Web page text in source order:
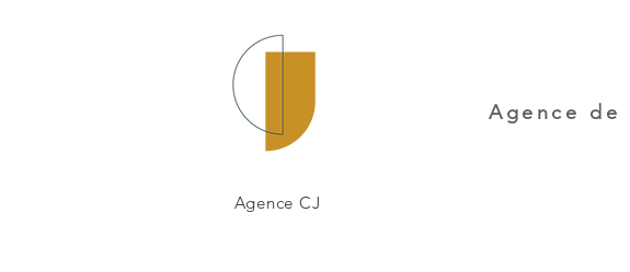
Agence de
Agence CJ